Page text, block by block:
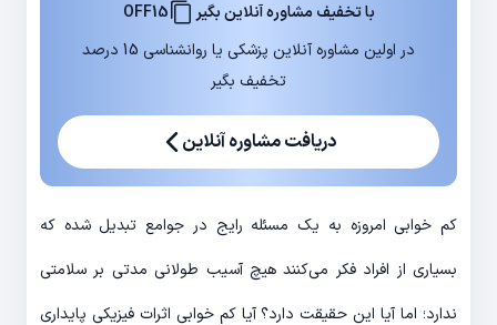
با تخفیف مشاوره آنلاین بگیر
OFF15
در اولین مشاوره آنلاین پزشکی یا روانشناسی 15 درصد
تخفیف بگیر
دریافت مشاوره آنلاین
کم خوابی امروزه به یک مسئله رایج در جوامع تبدیل شده که
بسیاری از افراد فکر می‌کنند هیچ آسیب طولانی مدتی بر سلامتی
ندارد؛ اما آیا این حقیقت دارد؟ آیا کم خوابی اثرات فیزیکی پایداری